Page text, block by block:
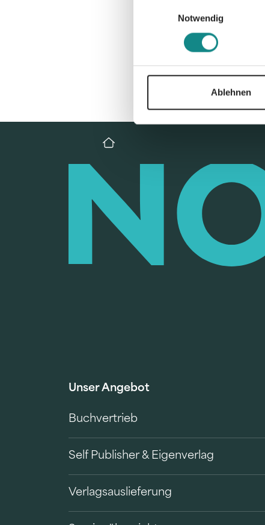
Notwendig
Ablehnen
Unser Angebot
Buchvertrieb
Self Publisher & Eigenverlag
Verlagsauslieferung